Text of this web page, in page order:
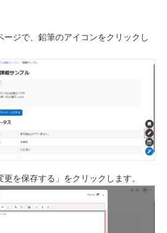
ージで、鉛筆のアイコンをクリックし
を保存する」をクリックします。